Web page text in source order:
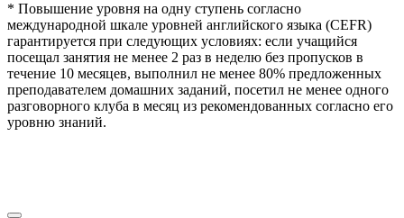
* Повышение уровня на одну ступень согласно
международной шкале уровней английского языка (CEFR)
гарантируется при следующих условиях: если учащийся
посещал занятия не менее 2 раз в неделю без пропусков в
течение 10 месяцев, выполнил не менее 80% предложенных
преподавателем домашних заданий, посетил не менее одного
разговорного клуба в месяц из рекомендованных согласно его
уровню знаний.